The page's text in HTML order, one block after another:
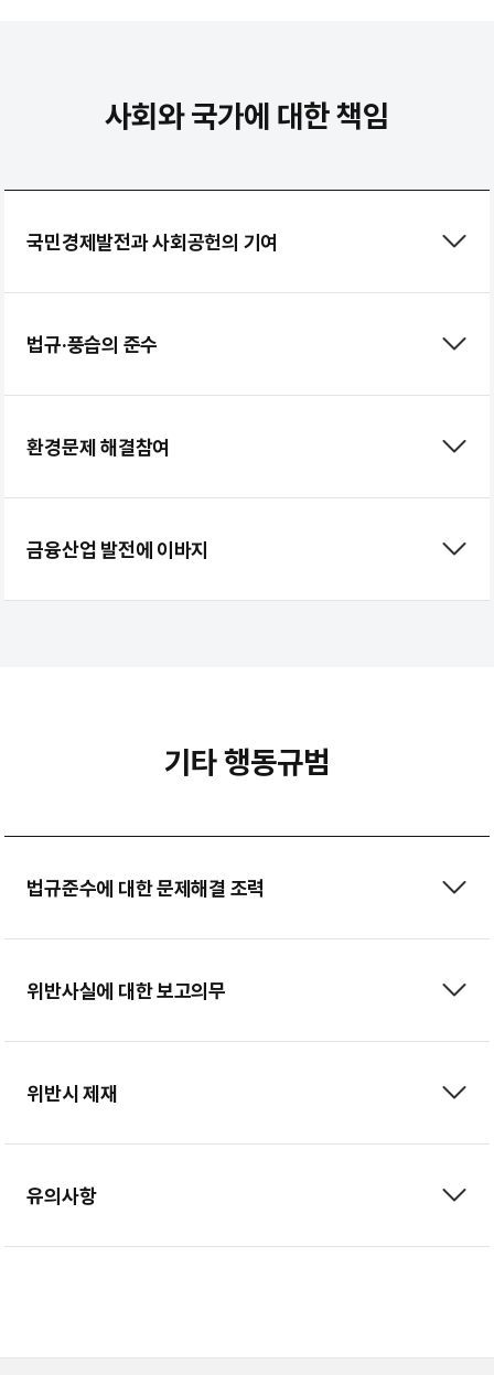
사회와 국가에 대한 책임
국민경제발전과 사회공헌의 기여
법규·풍습의 준수
환경문제 해결참여
금융산업 발전에 이바지
기타 행동규범
법규준수에 대한 문제해결 조력
위반사실에 대한 보고의무
위반시 제재
유의사항